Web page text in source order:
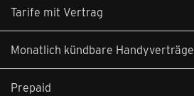
Tarife mit Vertrag
Monatlich kündbare Handyverträge
Prepaid